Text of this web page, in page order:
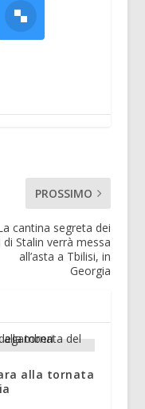
PROSSIMO
cantina segreta dei
di Stalin verrà messa
all’asta a Tbilisi, in
Georgia
alla tornata